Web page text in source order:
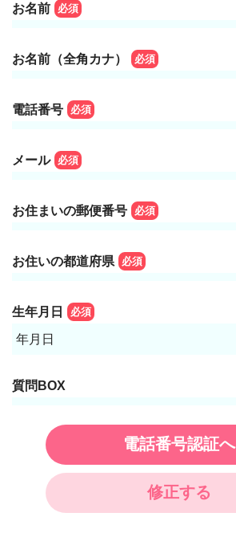
お名前 必須
お名前（全角カナ） 必須
電話番号 必須
メール 必須
お住まいの郵便番号 必須
お住いの都道府県 必須
生年月日 必須
年月日
質問BOX
電話番号認証へ
修正する